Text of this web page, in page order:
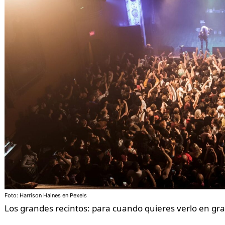
Foto: Harrison Haines en Pexels
Los grandes recintos: para cuando quieres verlo en